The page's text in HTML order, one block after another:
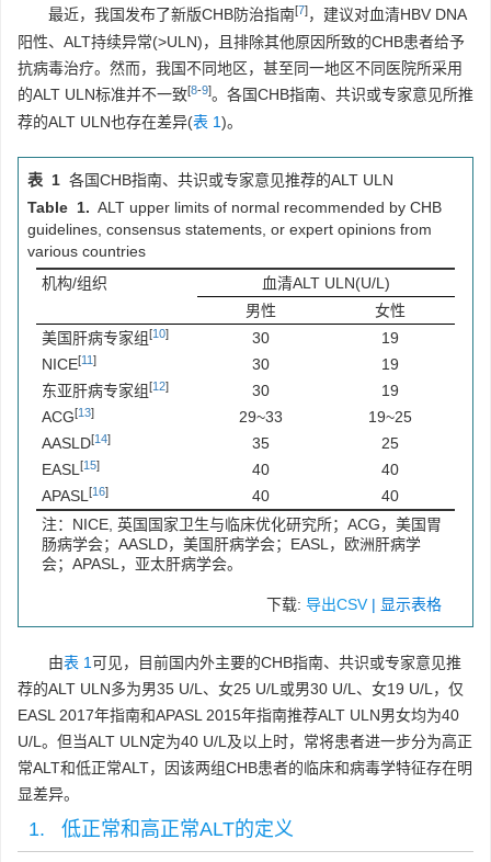
最近，我国发布了新版CHB防治指南[7]，建议对血清HBV DNA
阳性、ALT持续异常(>ULN)，且排除其他原因所致的CHB患者给予
抗病毒治疗。然而，我国不同地区，甚至同一地区不同医院所采用
的ALT ULN标准并不一致[8-9]。各国CHB指南、共识或专家意见所推
荐的ALT ULN也存在差异(表 1)。
表 1 各国CHB指南、共识或专家意见推荐的ALT ULN
Table 1. ALT upper limits of normal recommended by CHB
guidelines, consensus statements, or expert opinions from
various countries
机构/组织
血清ALT ULN(U/L)
男性
女性
美国肝病专家组[10] 30
19
NICE[11] 30
19
东亚肝病专家组[12] 30
19
ACG[13] 29~33
19~25
AASLD[14] 35
25
EASL[15] 40
40
APASL[16] 40
40
注：NICE, 英国国家卫生与临床优化研究所；ACG，美国胃
肠病学会；AASLD，美国肝病学会；EASL，欧洲肝病学
会；APASL，亚太肝病学会。
下载: 导出CSV | 显示表格
由表 1可见，目前国内外主要的CHB指南、共识或专家意见推
荐的ALT ULN多为男35 U/L、女25 U/L或男30 U/L、女19 U/L，仅
EASL 2017年指南和APASL 2015年指南推荐ALT ULN男女均为40
U/L。但当ALT ULN定为40 U/L及以上时，常将患者进一步分为高正
常ALT和低正常ALT，因该两组CHB患者的临床和病毒学特征存在明
显差异。
1. 低正常和高正常ALT的定义